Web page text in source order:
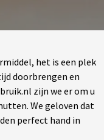
het is een plek
doorbrengen en
zijn we er om u
We geloven dat
perfect hand in